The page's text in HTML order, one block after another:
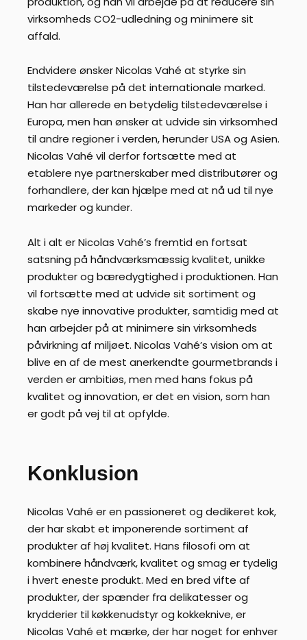
virksomheds CO2-udledning og minimere sit
affald.
Endvidere ønsker Nicolas Vahé at styrke sin
tilstedeværelse på det internationale marked.
Han har allerede en betydelig tilstedeværelse i
Europa, men han ønsker at udvide sin virksomhed
til andre regioner i verden, herunder USA og Asien.
Nicolas Vahé vil derfor fortsætte med at
etablere nye partnerskaber med distributører og
forhandlere, der kan hjælpe med at nå ud til nye
markeder og kunder.
Alt i alt er Nicolas Vahé’s fremtid en fortsat
satsning på håndværksmæssig kvalitet, unikke
produkter og bæredygtighed i produktionen. Han
vil fortsætte med at udvide sit sortiment og
skabe nye innovative produkter, samtidig med at
han arbejder på at minimere sin virksomheds
påvirkning af miljøet. Nicolas Vahé’s vision om at
blive en af de mest anerkendte gourmetbrands i
verden er ambitiøs, men med hans fokus på
kvalitet og innovation, er det en vision, som han
er godt på vej til at opfylde.
Konklusion
Nicolas Vahé er en passioneret og dedikeret kok,
der har skabt et imponerende sortiment af
produkter af høj kvalitet. Hans filosofi om at
kombinere håndværk, kvalitet og smag er tydelig
i hvert eneste produkt. Med en bred vifte af
produkter, der spænder fra delikatesser og
krydderier til køkkenudstyr og kokkeknive, er
Nicolas Vahé et mærke, der har noget for enhver